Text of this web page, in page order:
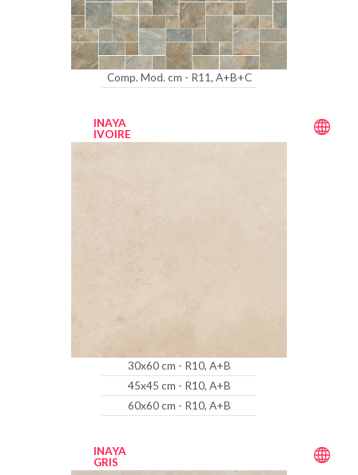
Comp. Mod. cm - R11, A+B+C
INAYA
IVOIRE
30x60 cm - R10, A+B
45x45 cm - R10, A+B
60x60 cm - R10, A+B
INAYA
GRIS